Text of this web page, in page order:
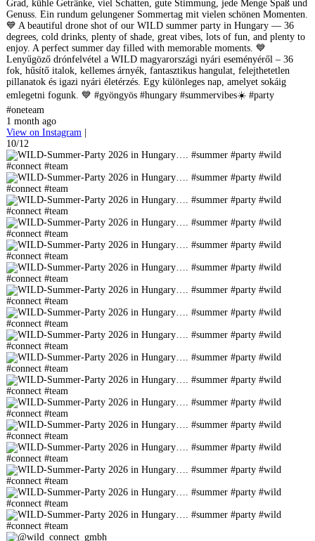
Grad, kühle Getränke, viel Schatten, gute Stimmung, jede Menge Spaß und
Genuss. Ein rundum gelungener Sommertag mit vielen schönen Momenten.
💙 A beautiful drone shot of our WILD summer party in Hungary — 36
degrees, cold drinks, plenty of shade, great vibes, lots of fun, and plenty to
enjoy. A perfect summer day filled with memorable moments. 💙
Lenyűgöző drónfelvétel a WILD magyarországi nyári eseményéről – 36
fok, hűsítő italok, kellemes árnyék, fantasztikus hangulat, felejthetetlen
pillanatok és igazi nyári életérzés. Egy különleges nap, amelyet sokáig
emlegetni fogunk. 💙 #gyöngyös #hungary #summervibes☀️ #party
#oneteam
1 month ago
View on Instagram |
10/12